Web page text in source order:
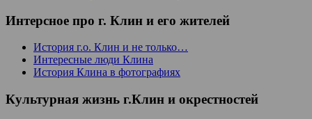
Интерсное про г. Клин и его жителей
История г.о. Клин и не только…
Интересные люди Клина
История Клина в фотографиях
Культурная жизнь г.Клин и окрестностей